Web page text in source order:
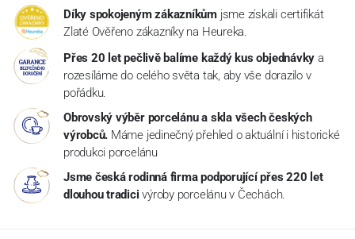
Díky spokojeným zákazníkům jsme získali certifikát
Zlaté Ověřeno zákazníky na Heureka.
Přes 20 let pečlivě balíme každý kus objednávky a
rozesíláme do celého světa tak, aby vše dorazilo v
pořádku.
Obrovský výběr porcelánu a skla všech českých
výrobců. Máme jedinečný přehled o aktuální i historické
produkci porcelánu
Jsme česká rodinná firma podporující přes 220 let
dlouhou tradici výroby porcelánu v Čechách.